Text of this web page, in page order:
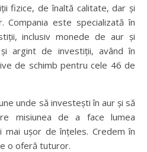
fizice, de înaltă calitate, dar și
Compania este specializată în
inclusiv monede de aur și
argint de investiții, având în
de schimb pentru cele 46 de
unde să investești în aur și să
misiunea de a face lumea
mai ușor de înțeles. Credem în
o oferă tuturor.